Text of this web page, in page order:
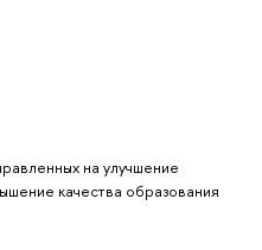
на улучшение
качества образования